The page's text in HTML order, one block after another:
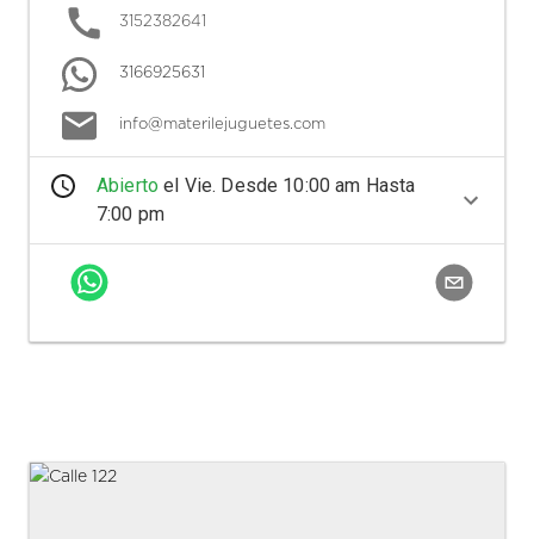
3152382641
3166925631
info@materilejuguetes.com
Abierto el Vie. Desde 10:00 am Hasta
7:00 pm